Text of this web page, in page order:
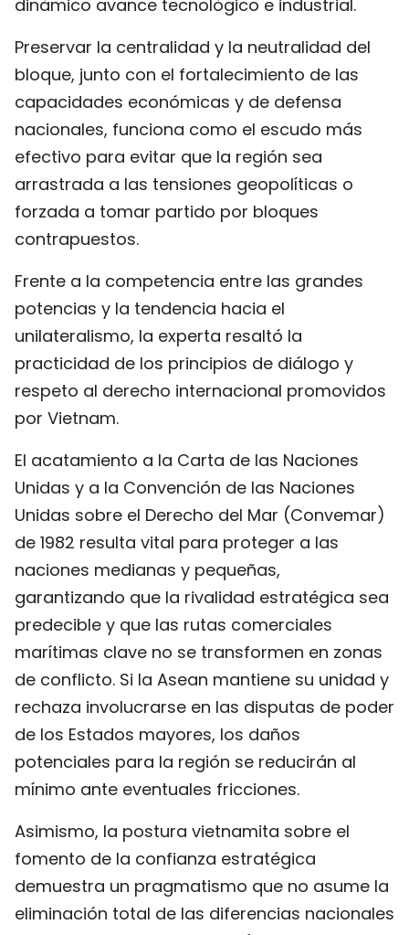
dinámico avance tecnológico e industrial.
Preservar la centralidad y la neutralidad del
bloque, junto con el fortalecimiento de las
capacidades económicas y de defensa
nacionales, funciona como el escudo más
efectivo para evitar que la región sea
arrastrada a las tensiones geopolíticas o
forzada a tomar partido por bloques
contrapuestos.
Frente a la competencia entre las grandes
potencias y la tendencia hacia el
unilateralismo, la experta resaltó la
practicidad de los principios de diálogo y
respeto al derecho internacional promovidos
por Vietnam.
El acatamiento a la Carta de las Naciones
Unidas y a la Convención de las Naciones
Unidas sobre el Derecho del Mar (Convemar)
de 1982 resulta vital para proteger a las
naciones medianas y pequeñas,
garantizando que la rivalidad estratégica sea
predecible y que las rutas comerciales
marítimas clave no se transformen en zonas
de conflicto. Si la Asean mantiene su unidad y
rechaza involucrarse en las disputas de poder
de los Estados mayores, los daños
potenciales para la región se reducirán al
mínimo ante eventuales fricciones.
Asimismo, la postura vietnamita sobre el
fomento de la confianza estratégica
demuestra un pragmatismo que no asume la
eliminación total de las diferencias nacionales